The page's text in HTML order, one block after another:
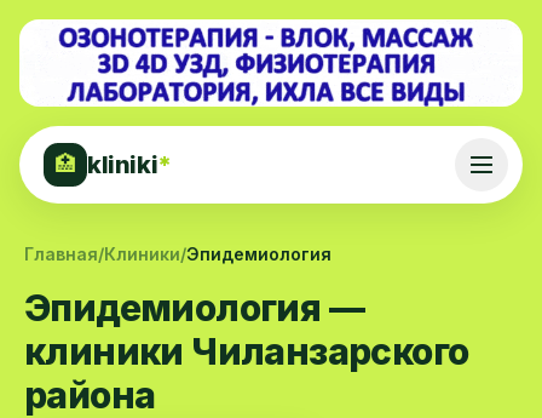
🏥 kliniki*
Главная/Клиники/Эпидемиология
Эпидемиология —
клиники Чиланзарского
района